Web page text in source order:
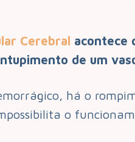
Cerebral acontece
de um
há o
o